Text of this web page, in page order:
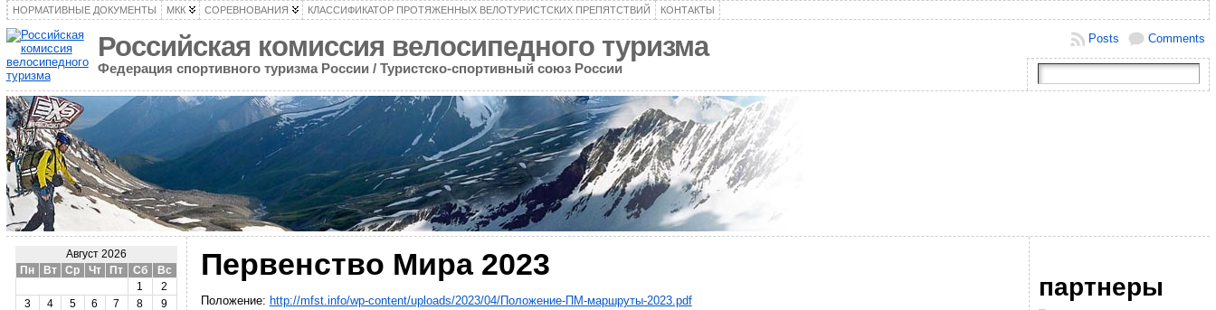
НОРМАТИВНЫЕ ДОКУМЕНТЫ МКК СОРЕВНОВАНИЯ КЛАССИФИКАТОР ПРОТЯЖЕННЫХ ВЕЛОТУРИСТСКИХ ПРЕПЯТСТВИЙ КОНТАКТЫ
Российская комиссия велосипедного туризма
Федерация спортивного туризма России / Туристско-спортивный союз России
Comments
Posts
Август 2026
Пн
Вт Ср Чт Пт Сб
Вс
1
2
3
4 5 6 7 8
9
Первенство Мира 2023
Положение: http://mfst.info/wp-content/uploads/2023/04/Положение-ПМ-маршруты-2023.pdf
партнеры